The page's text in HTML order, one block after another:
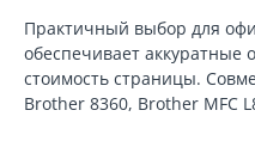
Практичный выбор для
обеспечивает аккуратные
стоимость страницы.
Brother 8360, Brother MFC